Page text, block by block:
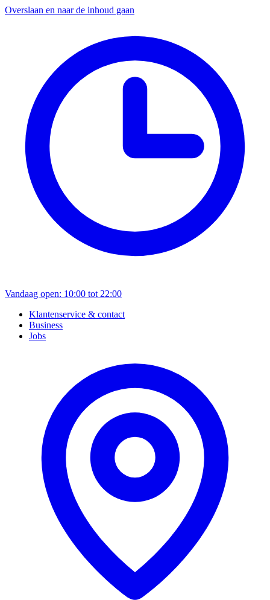
Overslaan en naar de inhoud gaan
Vandaag open: 10:00 tot 22:00
Klantenservice & contact
Business
Jobs